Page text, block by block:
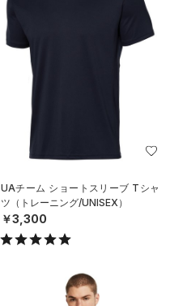
UAチーム ショートスリーブ Tシャ
ツ（トレーニング/UNISEX）
￥3,300